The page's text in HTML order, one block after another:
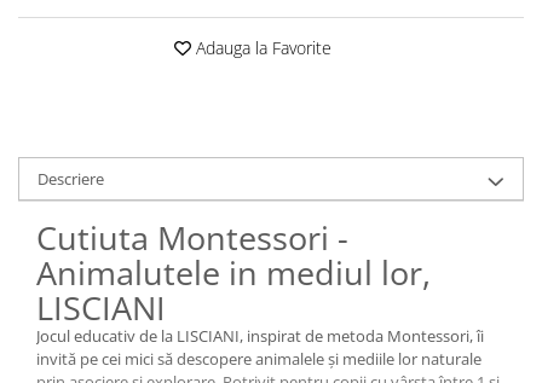
Adauga la Favorite
Descriere
Cutiuta Montessori -
Animalutele in mediul lor,
LISCIANI
Jocul educativ de la LISCIANI, inspirat de metoda Montessori, îi
invită pe cei mici să descopere animalele și mediile lor naturale